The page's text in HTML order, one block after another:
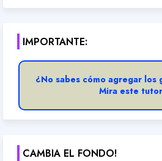
IMPORTANTE:
¿No sabes cómo agregar los
Mira este
CAMBIA EL FONDO!